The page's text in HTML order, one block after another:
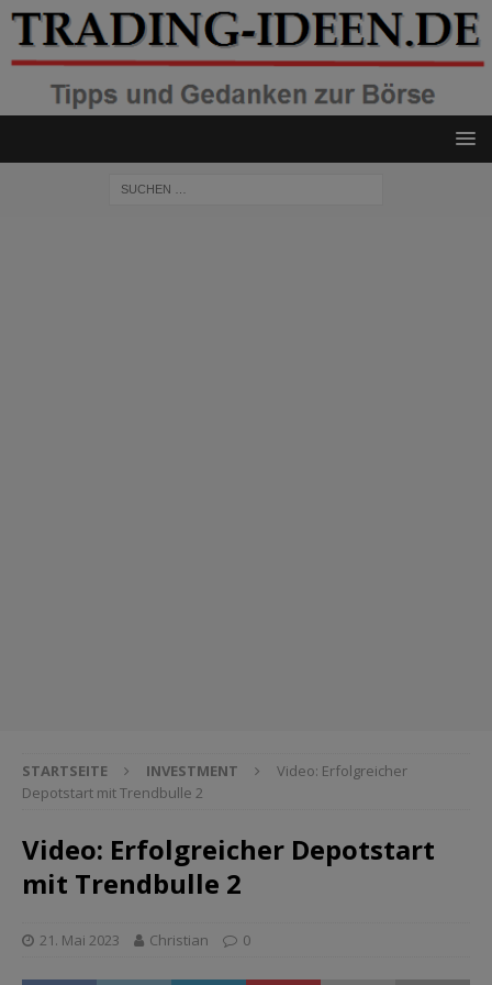
STARTSEITE INVESTMENT
Video: Erfolgreicher
Depotstart mit Trendbulle 2
Video: Erfolgreicher Depotstart
mit Trendbulle 2
21. Mai 2023 Christian 0